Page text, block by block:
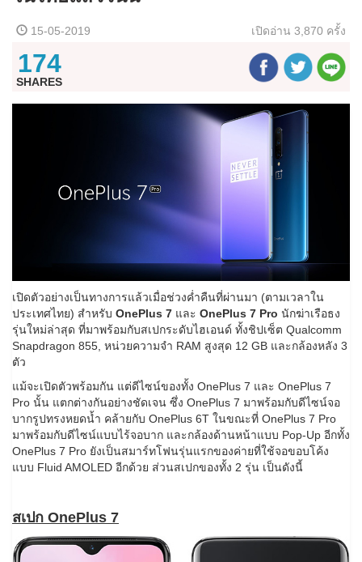
15-05-2019 เปิดอ่าน 3,870 ครั้ง
174
SHARES
เปิดตัวอย่างเป็นทางการแล้วเมื่อช่วงค่ำคืนที่ผ่านมา (ตามเวลาใน
ประเทศไทย) สำหรับ OnePlus 7 และ OnePlus 7 Pro นักฆ่าเรือธง
รุ่นใหม่ล่าสุด ที่มาพร้อมกับสเปกระดับไฮเอนด์ ทั้งชิปเซ็ต Qualcomm
Snapdragon 855, หน่วยความจำ RAM สูงสุด 12 GB และกล้องหลัง 3
ตัว
แม้จะเปิดตัวพร้อมกัน แต่ดีไซน์ของทั้ง OnePlus 7 และ OnePlus 7
Pro นั้น แตกต่างกันอย่างชัดเจน ซึ่ง OnePlus 7 มาพร้อมกับดีไซน์จอ
บากรูปทรงหยดน้ำ คล้ายกับ OnePlus 6T ในขณะที่ OnePlus 7 Pro
มาพร้อมกับดีไซน์แบบไร้จอบาก และกล้องด้านหน้าแบบ Pop-Up อีกทั้ง
OnePlus 7 Pro ยังเป็นสมาร์ทโฟนรุ่นแรกของค่ายที่ใช้จอขอบโค้ง
แบบ Fluid AMOLED อีกด้วย ส่วนสเปกของทั้ง 2 รุ่น เป็นดังนี้
สเปก OnePlus 7